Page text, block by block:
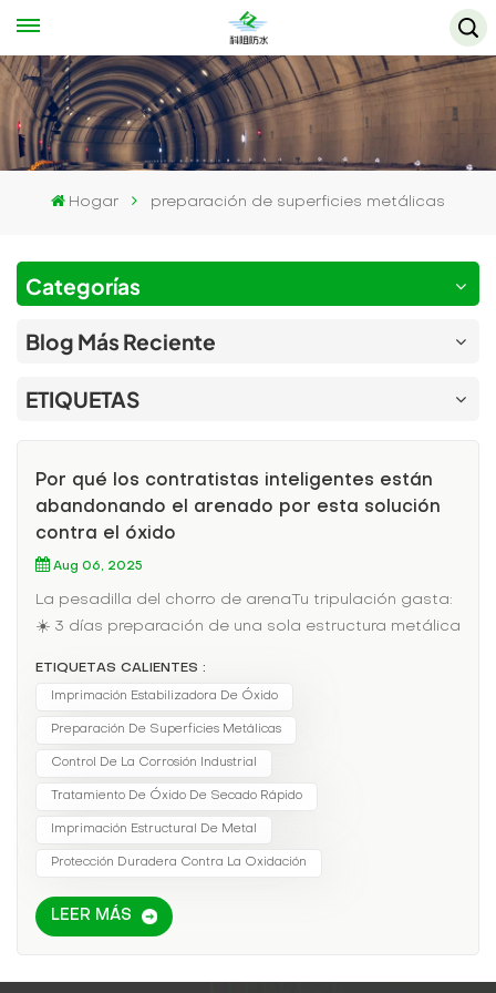
Hogar preparación de superficies metálicas
Categorías
Blog Más Reciente
ETIQUETAS
Por qué los contratistas inteligentes están
abandonando el arenado por esta solución
contra el óxido
Aug 06, 2025
La pesadilla del chorro de arenaTu tripulación gasta:
☀️ 3 días preparación de una sola estructura metálica
síliceTodo para que el óxido vuelva a aparecer en 12
meses.La alternativa moderna que tiene
sentidoNuestra imprimación antioxidante:⚡ Funciona
en superficies ligeramente preparadas. - simplemente
retire el material suelto⏱️ Listo para aplicar la capa
superior en 1 hora🛡️ Crea una capa protectora que
evita la propagación del óxidoRendimiento en el que
óxido ASTM D610✔ Resiste la niebla salina (más de
ETIQUETAS CALIENTES :
Imprimación Estabilizadora De Óxido
Preparación De Superficies Metálicas
Control De La Corrosión Industrial
Tratamiento De Óxido De Secado Rápido
Imprimación Estructural De Metal
Protección Duradera Contra La Oxidación
LEER MÁS